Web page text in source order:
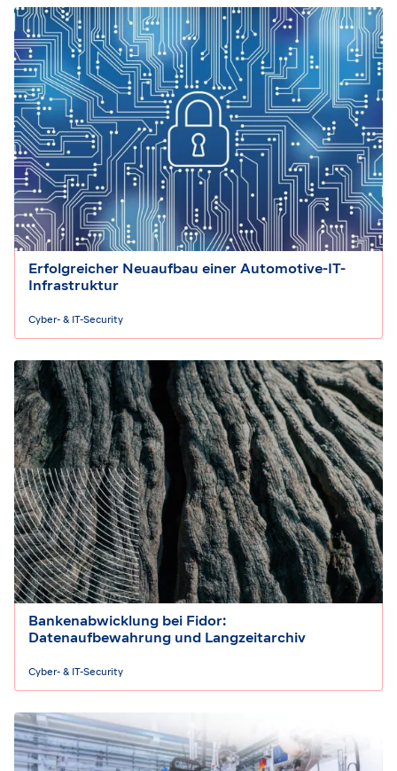
Erfolgreicher Neuaufbau einer Automotive-IT-
Infrastruktur
Cyber- & IT-Security
Bankenabwicklung bei Fidor:
Datenaufbewahrung und Langzeitarchiv
Cyber- & IT-Security